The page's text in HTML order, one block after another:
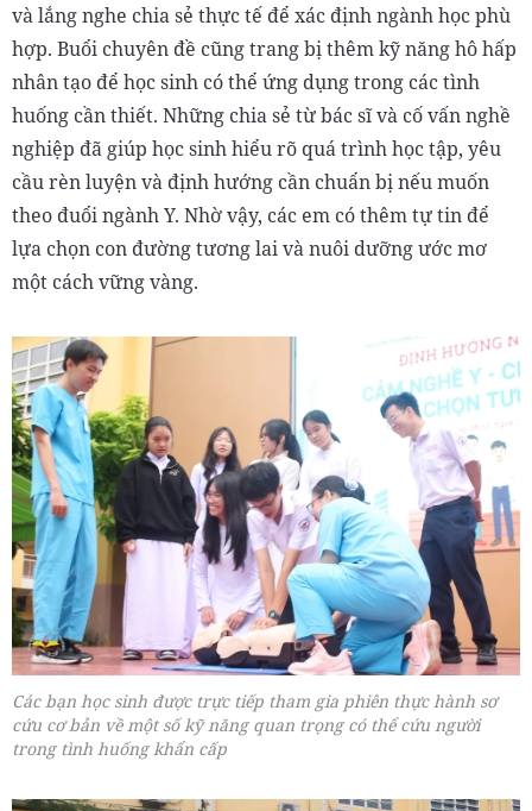
và lắng nghe chia sẻ thực tế để xác định ngành học phù
hợp. Buổi chuyên đề cũng trang bị thêm kỹ năng hô hấp
nhân tạo để học sinh có thể ứng dụng trong các tình
huống cần thiết. Những chia sẻ từ bác sĩ và cố vấn nghề
nghiệp đã giúp học sinh hiểu rõ quá trình học tập, yêu
cầu rèn luyện và định hướng cần chuẩn bị nếu muốn
theo đuổi ngành Y. Nhờ vậy, các em có thêm tự tin để
lựa chọn con đường tương lai và nuôi dưỡng ước mơ
một cách vững vàng.
Các bạn học sinh được trực tiếp tham gia phiên thực hành sơ
cứu cơ bản về một số kỹ năng quan trọng có thể cứu người
trong tình huống khẩn cấp